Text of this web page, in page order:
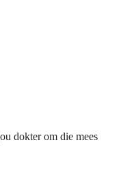
dokter om die mees